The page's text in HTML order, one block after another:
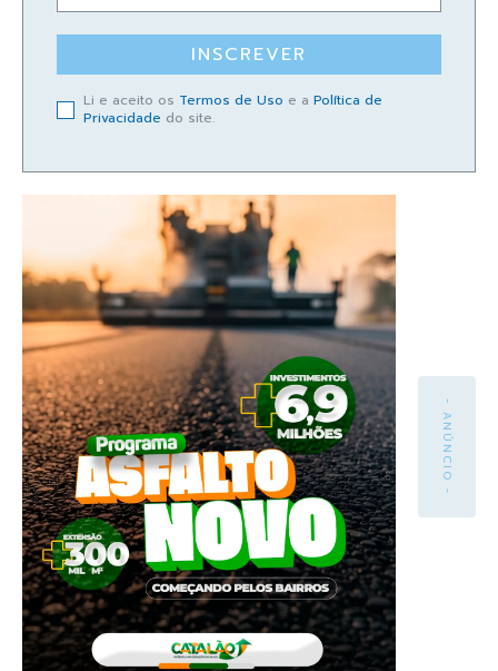
INSCREVER
Li e aceito os Termos de Uso e a Política de
Privacidade do site.
- ANÚNCIO -